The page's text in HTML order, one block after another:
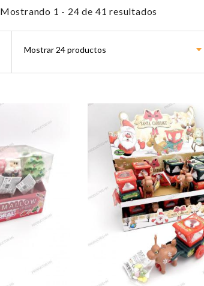
Mostrando 1 - 24 de 41 resultados